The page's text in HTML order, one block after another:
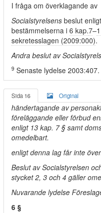
I fråga om överklagande av
Socialstyrelsens beslut
bestämmelserna i 6 kap.7–
sekretesslagen (2009:000).
Andra beslut av
9 Senaste lydelse 2003:407.
Sida 16 Original
händertagande av
föreläggande eller förbud
enligt 13 kap. 7 § samt
omedelbart.
enligt denna lag får inte
Beslut av Socialstyrelsen
stycket 2, 3 och 4 gäller
Nuvarande lydelse
6 §